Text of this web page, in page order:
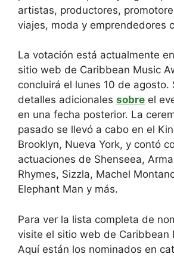
artistas, productores,
viajes, moda y emprendedores
La votación está actualmente
sitio web de Caribbean Music
concluirá el lunes 10 de agosto.
detalles adicionales sobre el
en una fecha posterior. La
pasado se llevó a cabo en el
Brooklyn, Nueva York, y contó
actuaciones de Shenseea,
Rhymes, Sizzla, Machel
Elephant Man y más.
Para ver la lista completa de
visite el sitio web de Caribbean
Aquí están los nominados en